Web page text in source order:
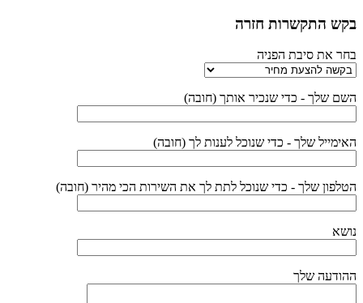
בקש התקשרות חזרה
בחר את סיבת הפניה
השם שלך - כדי שנכיר אותך (חובה)
האימייל שלך - כדי שנוכל לענות לך (חובה)
הטלפון שלך - כדי שנוכל לתת לך את השירות הכי מהיר (חובה)
נושא
ההודעה שלך